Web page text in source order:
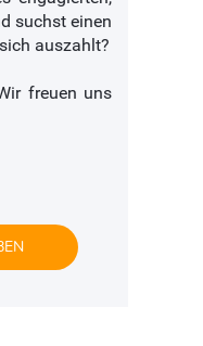
suchst einen
auszahlt?
freuen uns